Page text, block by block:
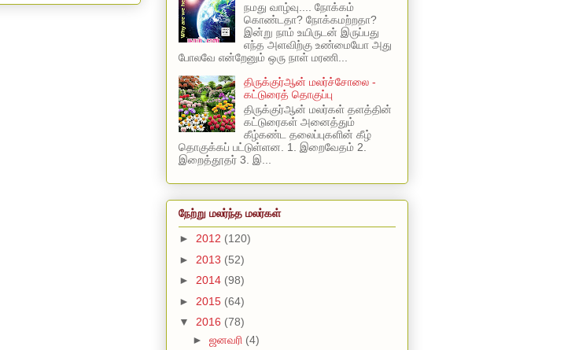
நமது வாழ்வு.... நோக்கம்
கொண்டதா? நோக்கமற்றதா?
இன்று நாம் உயிருடன் இருப்பது
எந்த அளவிற்கு உண்மையோ அது
போலவே என்றேனும் ஒரு நாள் மரணி...
திருக்குர்ஆன் மலர்ச்சோலை -
கட்டுரைத் தொகுப்பு
திருக்குர்ஆன் மலர்கள் தளத்தின்
கட்டுரைகள் அனைத்தும்
கீழ்கண்ட தலைப்புகளின் கீழ்
தொகுக்கப் பட்டுள்ளன. 1. இறைவேதம் 2.
இறைத்தூதர் 3. இ...
நேற்று மலர்ந்த மலர்கள்
► 2012 (120)
► 2013 (52)
► 2014 (98)
► 2015 (64)
▼ 2016 (78)
► ஜனவரி (4)